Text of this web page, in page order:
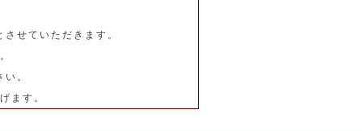
せていただきます。
。
ます。